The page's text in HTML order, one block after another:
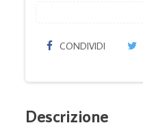
CONDIVIDI
Descrizione